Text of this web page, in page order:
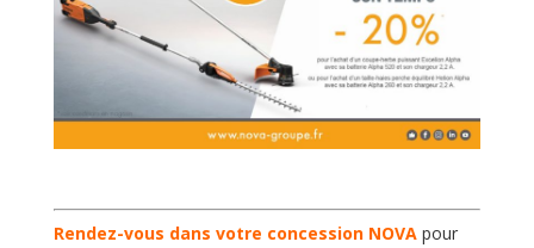
Rendez-vous dans votre concession NOVA pour